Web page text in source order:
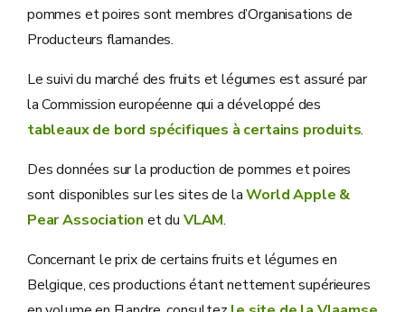
pommes et poires sont membres d’Organisations de
Producteurs flamandes.
Le suivi du marché des fruits et légumes est assuré par
la Commission européenne qui a développé des
tableaux de bord spécifiques à certains produits.
Des données sur la production de pommes et poires
sont disponibles sur les sites de laWorld Apple &
Pear Association et du VLAM.
Concernant le prix de certains fruits et légumes en
Belgique, ces productions étant nettement supérieures